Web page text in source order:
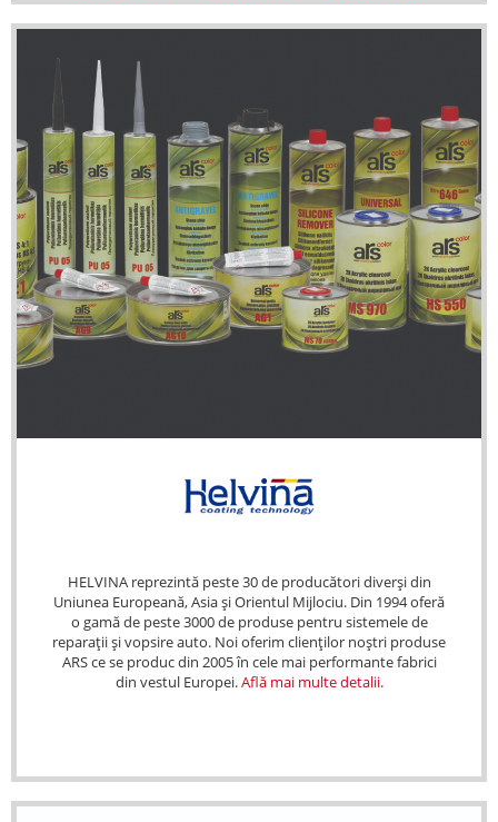
HELVINA reprezintă peste 30 de producători diverși din
Uniunea Europeană, Asia și Orientul Mijlociu. Din 1994 oferă
o gamă de peste 3000 de produse pentru sistemele de
reparații și vopsire auto. Noi oferim clienților noștri produse
ARS ce se produc din 2005 în cele mai performante fabrici
din vestul Europei.Află mai multe detalii.